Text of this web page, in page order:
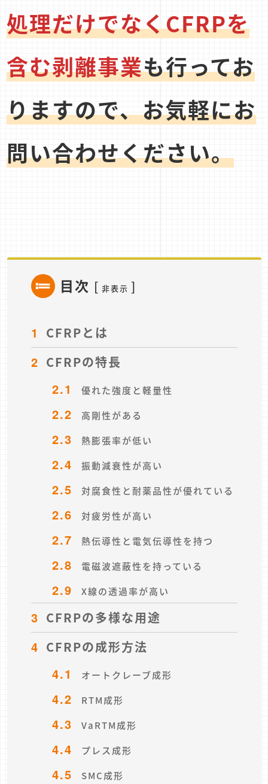
処理だけでなくCFRPを
含む剥離事業も行ってお
りますので、お気軽にお
問い合わせください。
目次 [ 非表示 ]
1
CFRPとは
2 CFRPの特長
2.1
優れた強度と軽量性
2.2 高剛性がある
2.3 熱膨張率が低い
2.4 振動減衰性が高い
2.5 対腐食性と耐薬品性が優れている
2.6 対疲労性が高い
2.7 熱伝導性と電気伝導性を持つ
2.8 電磁波遮蔽性を持っている
2.9 X線の透過率が高い
3 CFRPの多様な用途
4 CFRPの成形方法
4.1
オートクレーブ成形
4.2 RTM成形
4.3 VaRTM成形
4.4 プレス成形
4.5 SMC成形